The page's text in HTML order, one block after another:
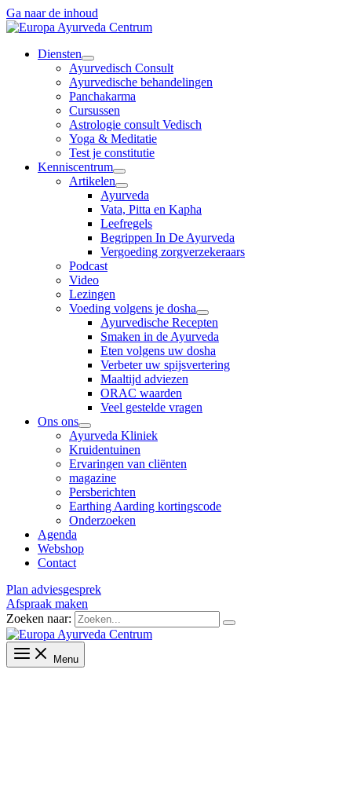
Ga naar de inhoud
Diensten
Ayurvedisch Consult
Ayurvedische behandelingen
Panchakarma
Cursussen
Astrologie consult Vedisch
Yoga & Meditatie
Test je constitutie
Kenniscentrum
Artikelen
Ayurveda
Vata, Pitta en Kapha
Leefregels
Begrippen In De Ayurveda
Vergoeding zorgverzekeraars
Podcast
Video
Lezingen
Voeding volgens je dosha
Ayurvedische Recepten
Smaken in de Ayurveda
Eten volgens uw dosha
Verbeter uw spijsvertering
Maaltijd adviezen
ORAC waarden
Veel gestelde vragen
Ons ons
Ayurveda Kliniek
Kruidentuinen
Ervaringen van cliënten
magazine
Persberichten
Earthing Aarding kortingscode
Onderzoeken
Agenda
Webshop
Contact
Plan adviesgesprek
Afspraak maken
Zoeken naar:
Menu